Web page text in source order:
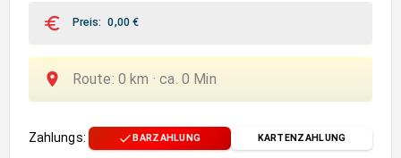
Preis: 0,00€
Route: 0 km ·ca. 0 Min
Zahlungs: BARZAHLUNG KARTENZAHLUNG